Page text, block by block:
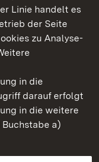
Linie handelt es
der Seite
zu Analyse-
in die
darauf erfolgt
in die weitere
a)
Württemberg